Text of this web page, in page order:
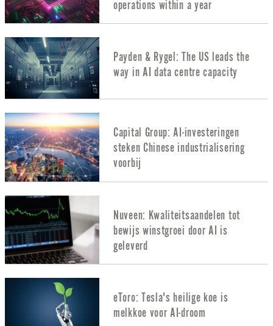
operations within a year
Payden & Rygel: The US leads the
way in AI data centre capacity
Capital Group: AI-investeringen
steken Chinese industrialisering
voorbij
Nuveen: Kwaliteitsaandelen tot
bewijs winstgroei door AI is
geleverd
eToro: Tesla's heilige koe is
melkkoe voor AI-droom